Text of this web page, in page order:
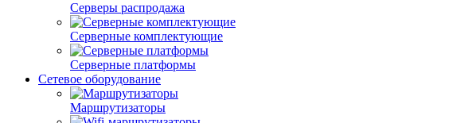
Серверы распродажа
Серверные комплектующие
Серверные платформы
Сетевое оборудование
Маршрутизаторы